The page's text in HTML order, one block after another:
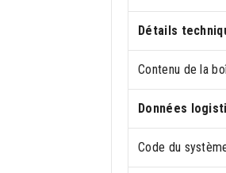
Détails
Contenu de la
Données
Code du